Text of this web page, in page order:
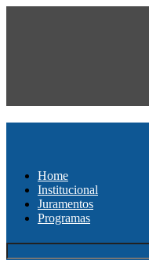
Home
Institucional
Juramentos
Programas